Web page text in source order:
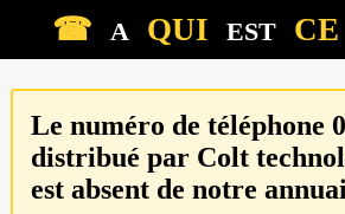
☎ A QUI EST CE
Le numéro de téléphone
distribué par Colt
est absent de notre